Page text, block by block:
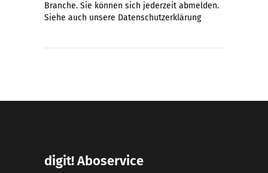
Branche. Sie können sich jederzeit abmelden.
Siehe auch unsere Datenschutzerklärung
digit! Aboservice